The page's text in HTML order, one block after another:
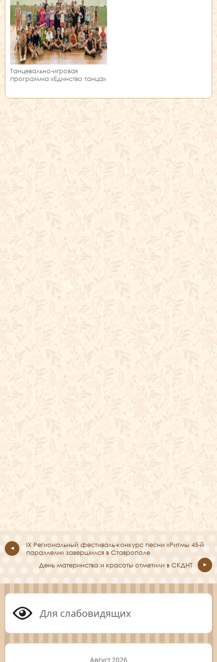
Танцевально-игровая
программа «Единство танца»
IX Региональный фестиваль-конкурс песни «Ритмы 45-й
параллели» завершился в Ставрополе
День материнства и красоты отметили в СКДНТ
Для слабовидящих
Август 2026